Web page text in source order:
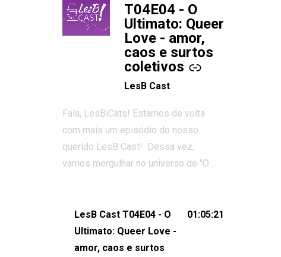
T04E04 - O
Ultimato: Queer
Love - amor,
caos e surtos
coletivos
LesB Cast
Fala, LesBiCats! Estamos de volta
com mais um episódio do nosso
querido LesB Cast! Dessa vez,
vamos mergulhar no universo de "O
e levantou debates intensos sobre
relacionamentos queer. Vem com a
gente comentar os melhores
LesB Cast T04E04 - O
Ultimato: Queer Love -
amor, caos e surtos
01:05:21